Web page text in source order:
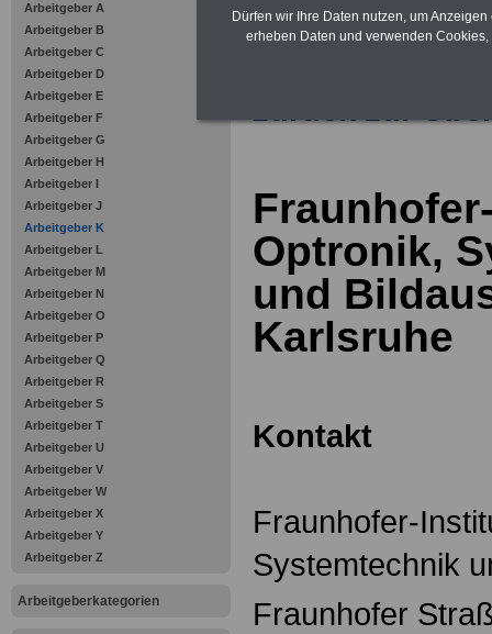
Arbeitgeber A
Arbeitgeber B
Arbeitgeber C
Arbeitgeber D
Arbeitgeber E
Arbeitgeber F
Arbeitgeber G
Arbeitgeber H
Arbeitgeber I
Arbeitgeber J
Arbeitgeber K
Arbeitgeber L
Arbeitgeber M
Arbeitgeber N
Arbeitgeber O
Arbeitgeber P
Arbeitgeber Q
Arbeitgeber R
Arbeitgeber S
Arbeitgeber T
Arbeitgeber U
Arbeitgeber V
Arbeitgeber W
Arbeitgeber X
Arbeitgeber Y
Arbeitgeber Z
Arbeitgeberkategorien
Optronik,
und
Karlsruhe
Kontakt
Fraunhofer-
Systemtechnik
Fraunhofer
Dürfen wir Ihre Daten nutzen, um
erheben Daten und verwenden